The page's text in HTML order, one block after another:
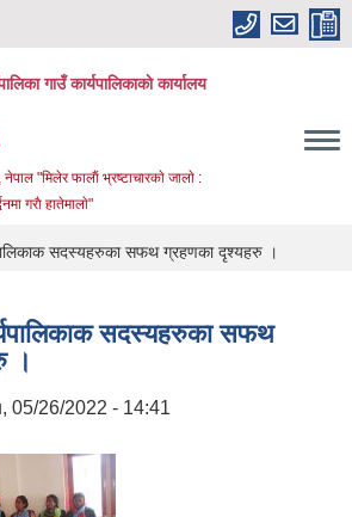
गाउँ कार्यपालिकाकाे कार्यालय
नेपाल "मिलेर फालाैं भ्रष्टाचारकाे जालाे :
गराै‌ हातेमालाे"
सदस्यहरुका सफथ ग्रहणका दृश्यहरु ।
सदस्यहरुका सफथ
।
05/26/2022 - 14:41